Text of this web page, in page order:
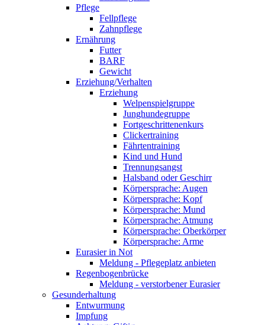
Pflege
Fellpflege
Zahnpflege
Ernährung
Futter
BARF
Gewicht
Erziehung/Verhalten
Erziehung
Welpenspielgruppe
Junghundegruppe
Fortgeschrittenenkurs
Clickertraining
Fährtentraining
Kind und Hund
Trennungsangst
Halsband oder Geschirr
Körpersprache: Augen
Körpersprache: Kopf
Körpersprache: Mund
Körpersprache: Atmung
Körpersprache: Oberkörper
Körpersprache: Arme
Eurasier in Not
Meldung - Pflegeplatz anbieten
Regenbogenbrücke
Meldung - verstorbener Eurasier
Gesunderhaltung
Entwurmung
Impfung